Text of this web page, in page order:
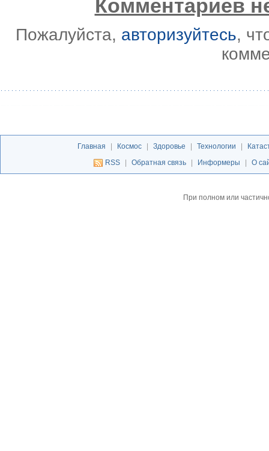
Комментариев
Пожалуйста, авторизуйтесь,
Главная | Космос | Здоровье | Технологии |
RSS
| Обратная связь | Информеры | О
При полном или